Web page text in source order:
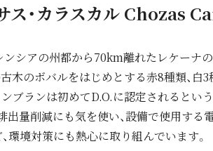
ス・カラスカル Chozas
ンシアの州都から70km離れたレケーナ
木のボバルをはじめとする赤8種類、白
ブランは初めてD.O.に認定されるとい
出量削減にも気を使い、設備で使用する
環境対策にも熱心に取り組んでいます。